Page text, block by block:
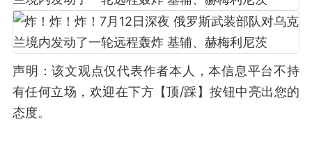
声明：该文观点仅代表作者本人，本信息平台不持
有任何立场，欢迎在下方【顶/踩】按钮中亮出您的
态度。